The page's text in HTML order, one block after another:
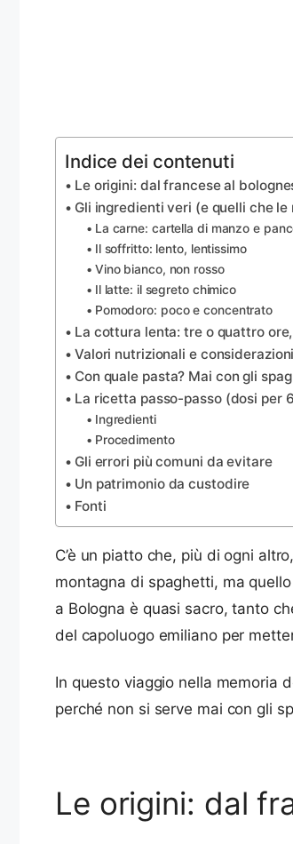
Indice dei contenuti
Le origini: dal francese al
Gli ingredienti veri (e quelli che
La carne: cartella di manzo e
Il soffritto: lento, lentissimo
Vino bianco, non rosso
Il latte: il segreto chimico
Pomodoro: poco e concentrato
La cottura lenta: tre o quattro
Valori nutrizionali e
Con quale pasta? Mai con gli
La ricetta passo-passo (dosi per
Ingredienti
Procedimento
Gli errori più comuni da evitare
Un patrimonio da custodire
Fonti
C’è un piatto che, più di ogni
montagna di spaghetti, ma
a Bologna è quasi sacro, tanto
del capoluogo emiliano per
In questo viaggio nella memoria
perché non si serve mai con gli
Le origini: dal